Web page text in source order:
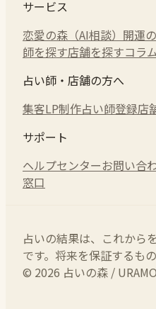
サービス
恋愛の森（AI相談） 開運
師を探す店舗を探すコラ
占い師・店舗の方へ
集客LP制作占い師登録店
サポート
ヘルプセンターお問い合
窓口
占いの結果は、これから
です。将来を保証するも
© 2026 占いの森 /